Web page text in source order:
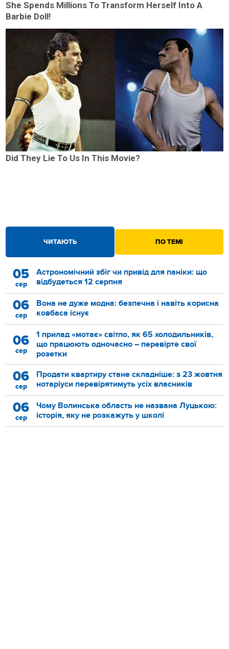
ЧИТАЮТЬ ПО ТЕМІ
05
сер
Астрономічний збіг чи привід для паніки: що
відбудеться 12 серпня
06
сер
Вона не дуже модна: безпечна і навіть корисна
ковбаса існує
06
сер
1 прилад «мотає» світло, як 65 холодильників,
що працюють одночасно – перевірте свої
розетки
06
сер
Продати квартиру стане складніше: з 23 жовтня
нотаріуси перевірятимуть усіх власників
06
сер
Чому Волинська область не названа Луцькою:
історія, яку не розкажуть у школі
She Spends Millions To Transform Herself Into A
Barbie Doll!
Did They Lie To Us In This Movie?